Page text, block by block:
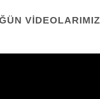
VIDEOLARIMIZ